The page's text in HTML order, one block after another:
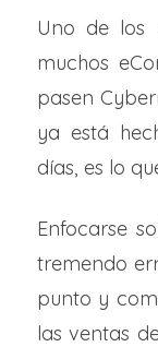
Uno de los
muchos
pasen
ya está
días, es lo
Enfocarse
tremendo
punto y
las ventas